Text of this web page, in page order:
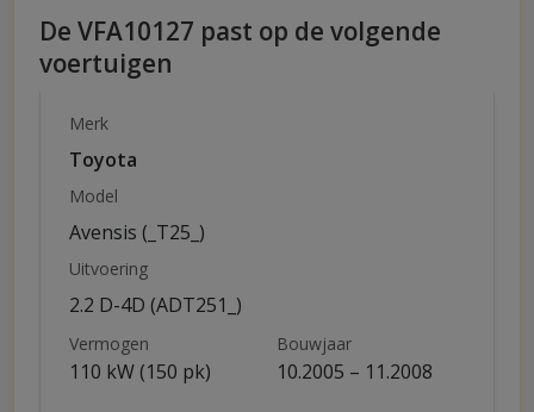
De VFA10127 past op de volgende
voertuigen
Merk
Toyota
Model
Avensis (_T25_)
Uitvoering
2.2 D-4D (ADT251_)
Vermogen
110 kW (150 pk)
Bouwjaar
10.2005 – 11.2008